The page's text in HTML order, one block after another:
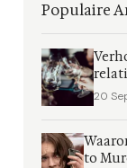
Populaire
20
to